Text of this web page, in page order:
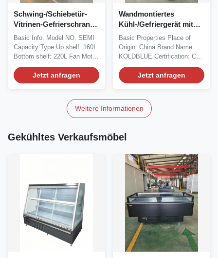
Schwing-/Schiebetür-
Vitrinen-Gefrierschrank-
Kühlschrank-Kühlvitrine
für Obst und Gemüse
Basic Info. Model NO. SEMI
Capacity Type Up shelf: 160L
Bottom shelf: 220L Fan Motor
SAIWEI EC...
Jetzt anfragen
Wandmontiertes
Kühl-/Gefriergerät mit
Stecker, vertikal,
Zweitemperatur, Kühl-
Gefrierkombination mit
rahmenloser, dreifach
verglaster,
beschlagfreier Glastür
Basic Properties Place of
Origin: China Brand Name:
KOLDBLUE Certification: CE
Model Number: TOP...
Jetzt anfragen
Weitere Informationen
Gekühltes Verkaufsmöbel